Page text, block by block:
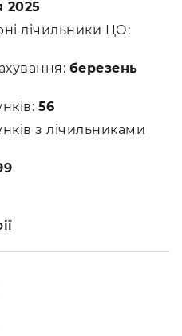
2025
лічильники ЦО:
березень
56
з лічильниками